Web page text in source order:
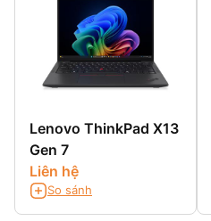
Lenovo ThinkPad X13
Gen 7
Liên hệ
So sánh